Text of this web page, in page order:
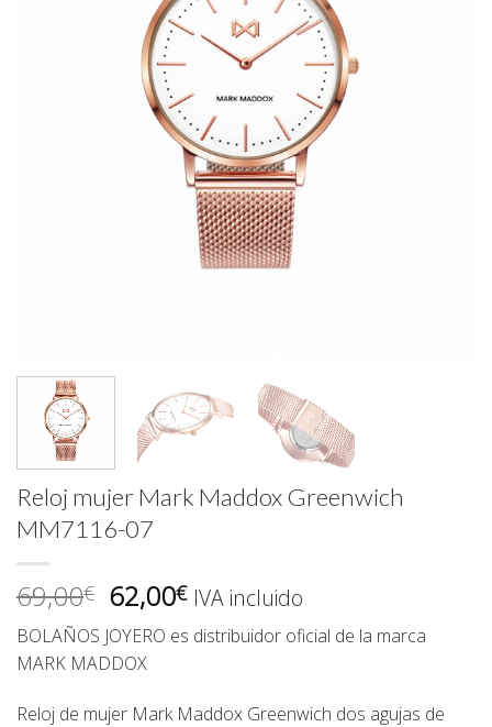
Reloj mujer Mark Maddox Greenwich
MM7116-07
69,00€ El
precio
original
era:
69,00€.
62,00€El
precio
actual
62,00€.
IVA incluido
BOLAÑOS JOYERO es distribuidor oficial de la marca
MARK MADDOX
Reloj de mujer Mark Maddox Greenwich dos agujas de